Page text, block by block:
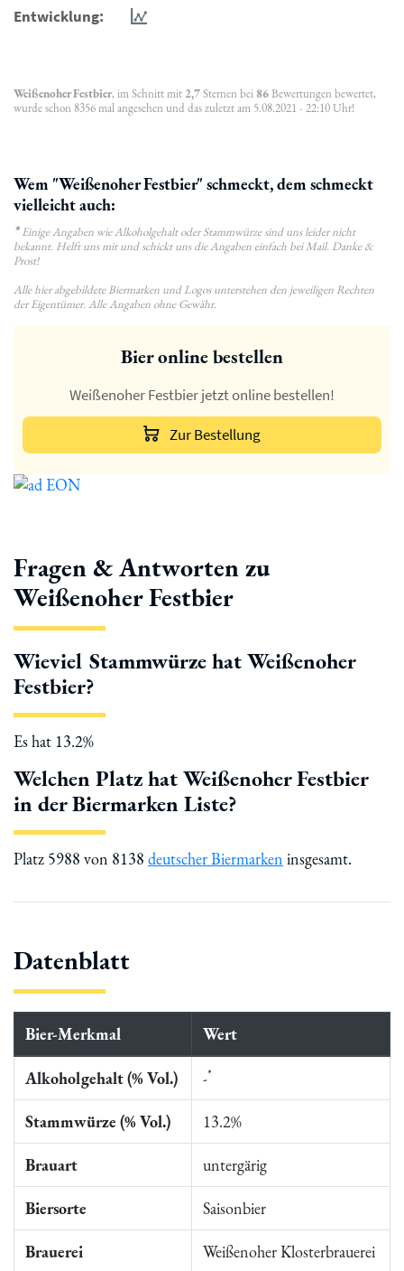
Entwicklung:
Weißenoher Festbier, im Schnitt mit 2,7Sternen bei 86Bewertungen bewertet,
wurde schon 8356 mal angesehen und das zuletzt am 5.08.2021 - 22:10 Uhr!
Wem "Weißenoher Festbier" schmeckt, dem schmeckt
vielleicht auch:
*Einige Angaben wie Alkoholgehalt oder Stammwürze sind uns leider nicht
bekannt. Helft uns mit und schickt uns die Angaben einfach bei Mail. Danke &
Prost!
Alle hier abgebildete Biermarken und Logos unterstehen den jeweiligen Rechten
der Eigentümer. Alle Angaben ohne Gewähr.
Bier online bestellen
Weißenoher Festbier jetzt online bestellen!
Zur Bestellung
Fragen & Antworten zu
Weißenoher Festbier
Wieviel Stammwürze hat Weißenoher
Festbier?
Es hat 13.2%
Welchen Platz hat Weißenoher Festbier
in der Biermarken Liste?
Platz 5988 von 8138 deutscher Biermarken insgesamt.
Datenblatt
Bier-Merkmal Wert
Alkoholgehalt (% Vol.) -*
Stammwürze (% Vol.) 13.2%
Brauart untergärig
Biersorte Saisonbier
Brauerei Weißenoher Klosterbrauerei